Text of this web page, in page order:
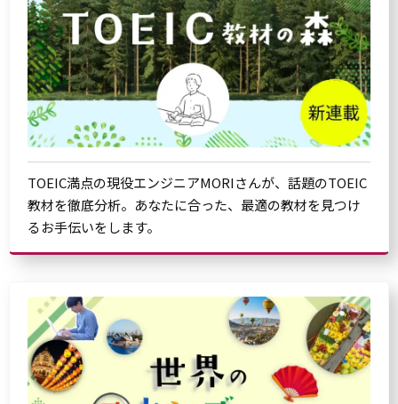
TOEIC満点の現役エンジニアMORIさんが、話題のTOEIC
教材を徹底分析。あなたに合った、最適の教材を見つけ
るお手伝いをします。